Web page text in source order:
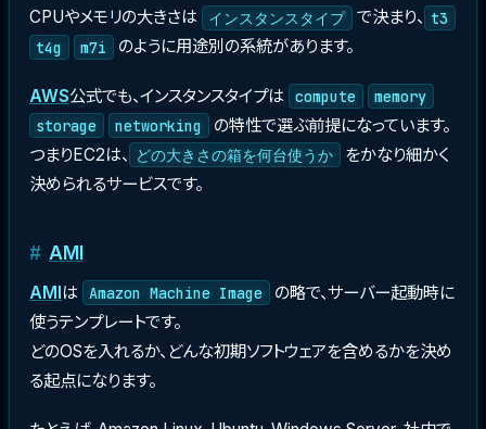
CPUやメモリの大きさは
インスタンスタイプ で決まり、 t3
t4g
m7i のように用途別の系統があります。
AWS公式でも、インスタンスタイプは compute
memory
storage
networking
の特性で選ぶ前提になっています。
つまりEC2は、
どの大きさの箱を何台使うか
をかなり細かく
決められるサービスです。
AMI
AMIは Amazon Machine Image
の略で、サーバー起動時に
使うテンプレートです。
どのOSを入れるか、どんな初期ソフトウェアを含めるかを決め
る起点になります。